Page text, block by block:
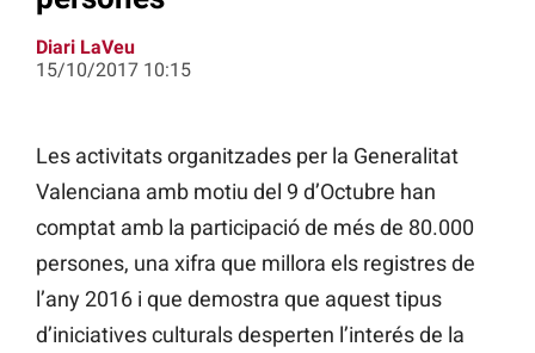
Diari LaVeu
15/10/2017 10:15
Les activitats organitzades per la Generalitat
Valenciana amb motiu del 9 d’Octubre han
comptat amb la participació de més de 80.000
persones, una xifra que millora els registres de
l’any 2016 i que demostra que aquest tipus
d’iniciatives culturals desperten l’interés de la